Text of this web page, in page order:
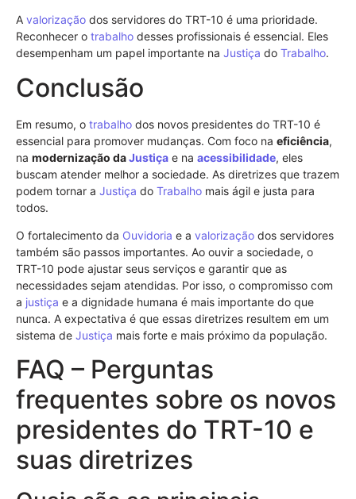
A valorização dos servidores do TRT-10 é uma prioridade.
Reconhecer o trabalho desses profissionais é essencial. Eles
desempenham um papel importante na Justiça do Trabalho.
Conclusão
Em resumo, o trabalho dos novos presidentes do TRT-10 é
essencial para promover mudanças. Com foco na eficiência,
na modernização daJustiça e na acessibilidade, eles
buscam atender melhor a sociedade. As diretrizes que trazem
podem tornar a Justiça do Trabalho mais ágil e justa para
todos.
O fortalecimento da Ouvidoria e a valorização dos servidores
também são passos importantes. Ao ouvir a sociedade, o
TRT-10 pode ajustar seus serviços e garantir que as
necessidades sejam atendidas. Por isso, o compromisso com
a justiça e a dignidade humana é mais importante do que
nunca. A expectativa é que essas diretrizes resultem em um
sistema de Justiça mais forte e mais próximo da população.
FAQ – Perguntas
frequentes sobre os novos
presidentes do TRT-10 e
suas diretrizes